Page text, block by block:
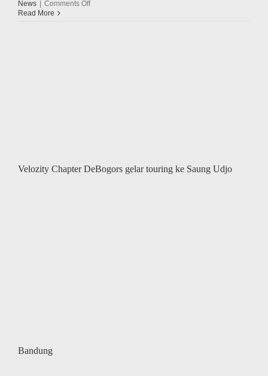
News | Comments Offon
Read More
Velozity Chapter DeBogors gelar touring ke Saung Udjo
Bandung